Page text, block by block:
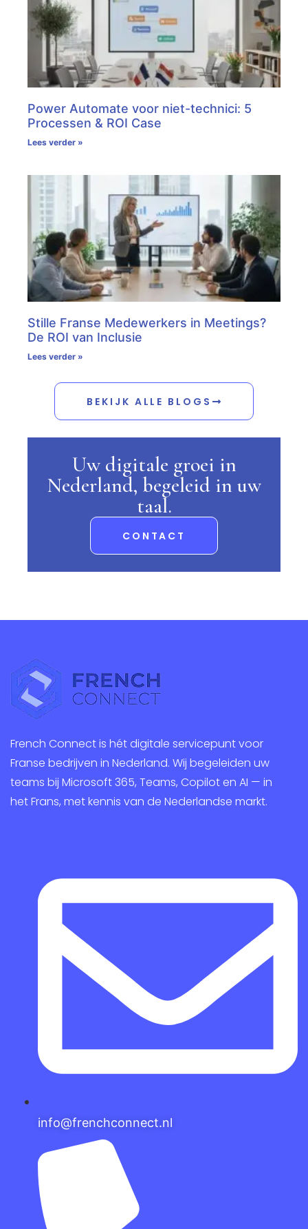
Power Automate voor niet-technici: 5
Processen & ROI Case
Lees verder »
Stille Franse Medewerkers in Meetings?
De ROI van Inclusie
Lees verder »
BEKIJK ALLE BLOGS
Uw digitale groei in
Nederland, begeleid in uw
taal.
CONTACT
French Connect is hét digitale servicepunt voor
Franse bedrijven in Nederland. Wij begeleiden uw
teams bij Microsoft 365, Teams, Copilot en AI — in
het Frans, met kennis van de Nederlandse markt.
info@frenchconnect.nl